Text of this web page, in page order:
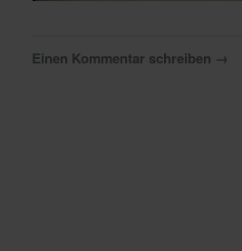
Einen Kommentar schreiben →